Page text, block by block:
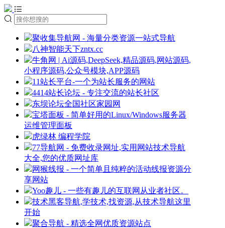
聚收集导航网 - 海量分类资源一站式导航
八神智能天下zntx.cc
牛角网 | Ai源码,DeepSeek,精品源码,网站源码,
小程序源码,公众号模块,APP源码
11站长平台-一个为站长服务的网站
4414站长论坛 - 专注交流的站长社区
东坝论坛全国社区家园网
宝塔面板 - 简单好用的Linux/Windows服务器
运维管理面板
虎绿林 编程学院
77导航网 - 免费收录网址,实用网站技术导航
大全,您的优质网址库
网猴线报 - 一个简单且纯粹的活动线报资源分
享网站
Yoo趣儿 - 一些有趣儿的互联网从业者社区。
技术黑客导航,学技术,找资源,从技术导航这里
开始
聚合导航 - 精选全网优质资源站点